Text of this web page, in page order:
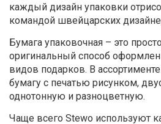
каждый дизайн упаковки
командой швейцарских
Бумага упаковочная – это
оригинальный способ
видов подарков. В
бумагу с печатью рисунком,
однотонную и разноцветную.
Чаще всего Stewo используют